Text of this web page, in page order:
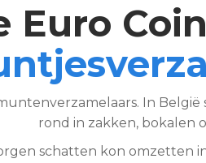
Euro
In
rond in zakken, bokalen
schatten kon omzetten